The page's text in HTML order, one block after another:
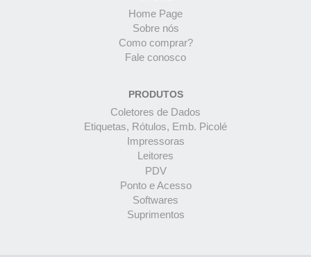
Home Page
Sobre nós
Como comprar?
Fale conosco
PRODUTOS
Coletores de Dados
Etiquetas, Rótulos, Emb. Picolé
Impressoras
Leitores
PDV
Ponto e Acesso
Softwares
Suprimentos